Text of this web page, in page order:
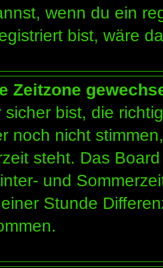
wenn du ein
bist, wäre
Zeitzone
sicher bist, die
noch nicht
steht. Das
und
Stunde